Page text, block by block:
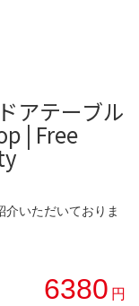
アテーブル
| Free
いただいておりま
6380 円